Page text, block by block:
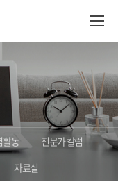
활동
전문가 칼럼
자료실